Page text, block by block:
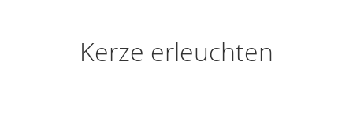
Kerze erleuchten